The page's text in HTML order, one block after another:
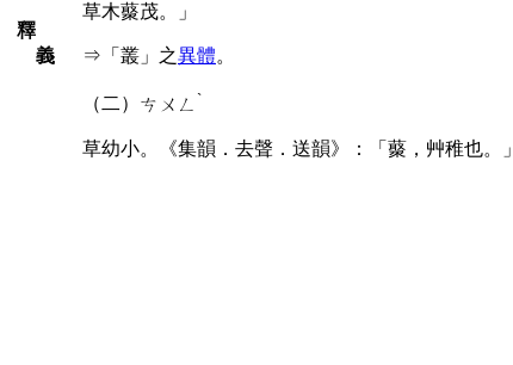
釋
義
草木藂茂。」
⇒「叢」之異體。
（二） ㄘㄨㄥ ˋ
草幼小。《集韻．去聲．送韻》：「藂，艸稚也。」